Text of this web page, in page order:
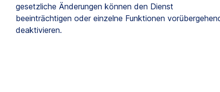
gesetzliche Änderungen können den Dienst
beeinträchtigen oder einzelne Funktionen
deaktivieren.